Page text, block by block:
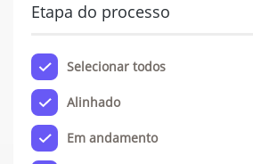
Etapa do processo
Selecionar todos
Alinhado
Em andamento